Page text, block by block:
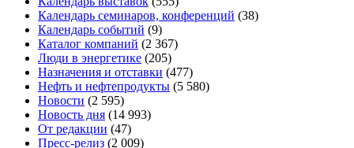
Календарь семинаров, конференций (38)
Календарь событий (9)
Каталог компаний (2 367)
Люди в энергетике (205)
Назначения и отставки (477)
Нефть и нефтепродукты (5 580)
Новости (2 595)
Новость дня (14 993)
От редакции (47)
Пресс-релиз (2 009)